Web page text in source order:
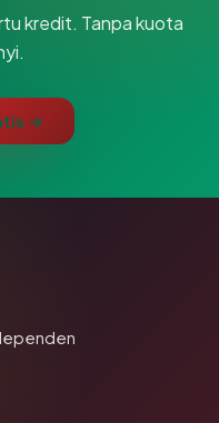
kredit. Tanpa kuota
→